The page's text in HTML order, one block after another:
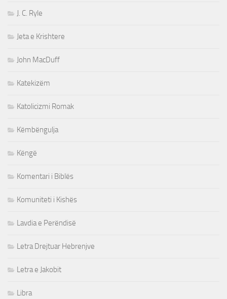
J. C. Ryle
Jeta e Krishtere
John MacDuff
Katekizëm
Katolicizmi Romak
Këmbëngulja
Këngë
Komentari i Biblës
Komuniteti i Kishës
Lavdia e Perëndisë
Letra Drejtuar Hebrenjve
Letra e Jakobit
Libra